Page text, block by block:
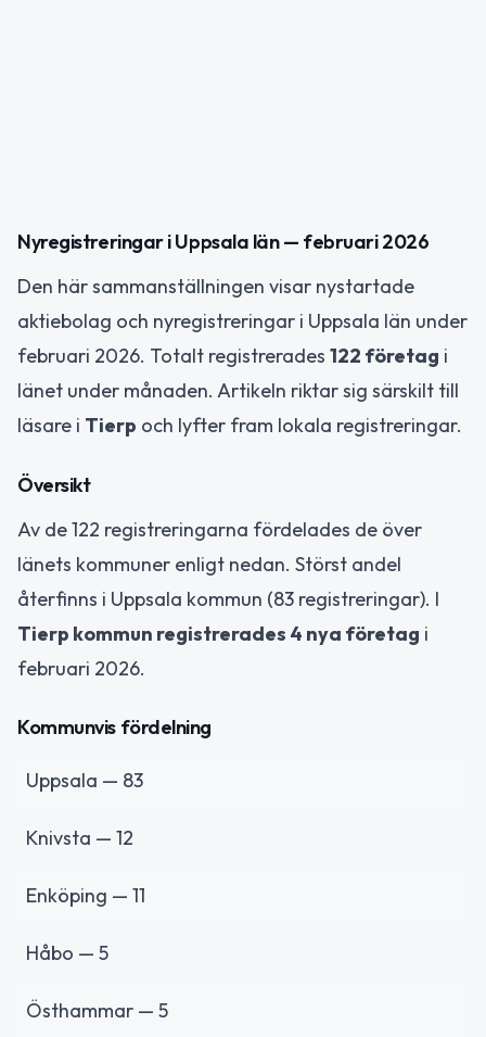
Nyregistreringar i Uppsala län — februari 2026
Den här sammanställningen visar nystartade
aktiebolag och nyregistreringar i Uppsala län under
februari 2026. Totalt registrerades 122 företag i
länet under månaden. Artikeln riktar sig särskilt till
läsare i Tierp och lyfter fram lokala registreringar.
Översikt
Av de 122 registreringarna fördelades de över
länets kommuner enligt nedan. Störst andel
återfinns i Uppsala kommun (83 registreringar). I
Tierp kommun registrerades 4 nya företag i
februari 2026.
Kommunvis fördelning
Uppsala — 83
Knivsta — 12
Enköping — 11
Håbo — 5
Östhammar — 5